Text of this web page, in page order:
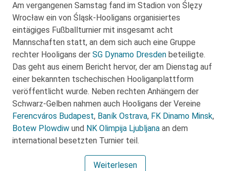
Am vergangenen Samstag fand im Stadion von Ślęzy
Wrocław ein von Śląsk-Hooligans organisiertes
eintägiges Fußballturnier mit insgesamt acht
Mannschaften statt, an dem sich auch eine Gruppe
rechter Hooligans der SG Dynamo Dresden beteiligte.
Das geht aus einem Bericht hervor, der am Dienstag auf
einer bekannten tschechischen Hooliganplattform
veröffentlicht wurde. Neben rechten Anhängern der
Schwarz-Gelben nahmen auch Hooligans der Vereine
Ferencváros Budapest, Baník Ostrava, FK Dinamo Minsk,
Botew Plowdiw und NK Olimpija Ljubljana an dem
international besetzten Turnier teil.
Weiterlesen